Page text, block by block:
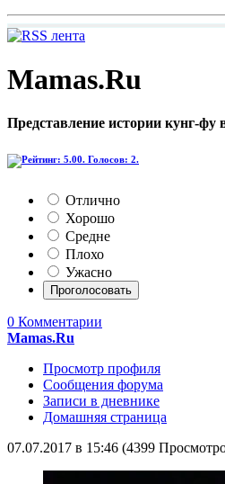
Mamas.Ru
Представление истории кунг-фу
Отлично
Хорошо
Средне
Плохо
Ужасно
0 Комментарии
Mamas.Ru
Просмотр профиля
Сообщения форума
Записи в дневнике
Домашняя страница
07.07.2017 в 15:46 (4399